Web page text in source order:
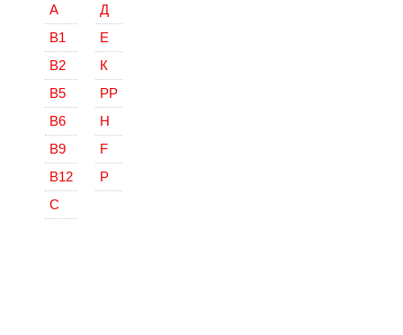
А
В1
В2
В5
В6
В9
В12
С
Д
Е
К
РР
Н
F
Р